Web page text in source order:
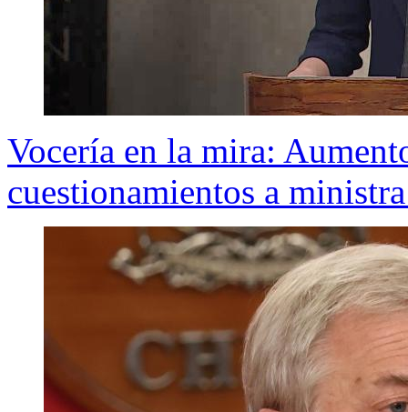
Vocería en la mira:
cuestionamientos a